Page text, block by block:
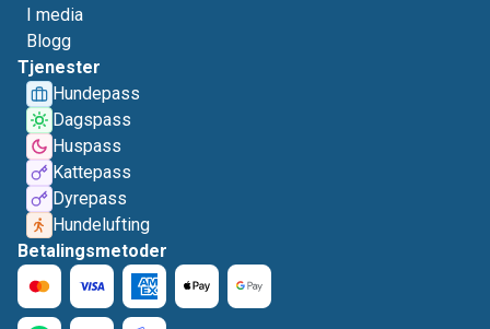
I media
Blogg
Tjenester
Hundepass
Dagspass
Huspass
Kattepass
Dyrepass
Hundelufting
Betalingsmetoder